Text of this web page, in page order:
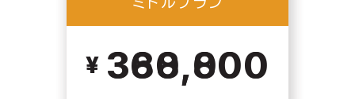
360,000
388,800